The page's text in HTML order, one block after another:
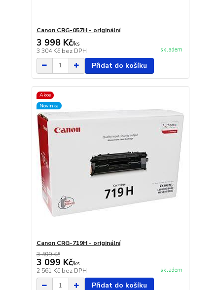
Canon CRG-057H - originální
3 998 Kč/ks
3 304 Kč bez DPH skladem
Přidat do košíku
Akce
Novinka
Canon CRG-719H - originální
3 499 Kč
3 099 Kč/ks
2 561 Kč bez DPH skladem
Přidat do košíku